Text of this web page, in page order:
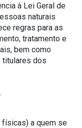
à Lei Geral de
naturais
regras para as
tratamento e
bem como
titulares dos
a quem se